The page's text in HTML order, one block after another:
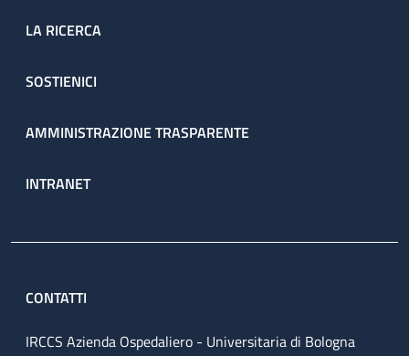
LA RICERCA
SOSTIENICI
AMMINISTRAZIONE TRASPARENTE
INTRANET
CONTATTI
IRCCS Azienda Ospedaliero - Universitaria di Bologna